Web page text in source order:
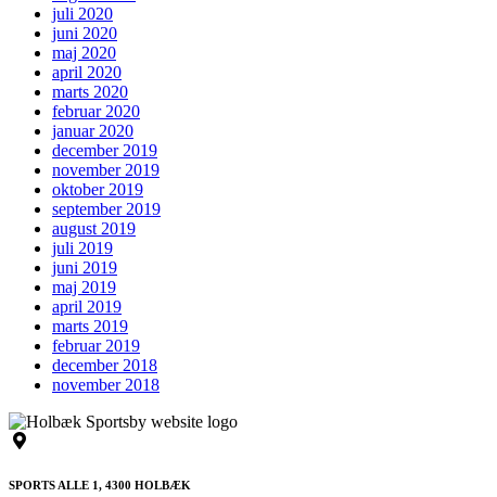
juli 2020
juni 2020
maj 2020
april 2020
marts 2020
februar 2020
januar 2020
december 2019
november 2019
oktober 2019
september 2019
august 2019
juli 2019
juni 2019
maj 2019
april 2019
marts 2019
februar 2019
december 2018
november 2018
SPORTS ALLE 1, 4300 HOLBÆK